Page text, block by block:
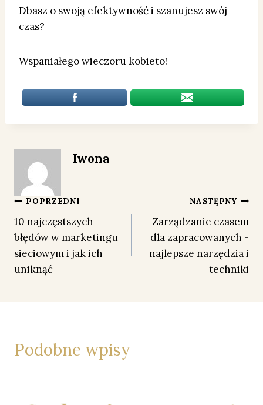
Dbasz o swoją efektywność i szanujesz swój
czas?
Wspaniałego wieczoru kobieto!
Iwona
Nawigacja
wpisu
POPRZEDNI
10 najczęstszych
błędów w marketingu
sieciowym i jak ich
uniknąć
NASTĘPNY
Zarządzanie czasem
dla zapracowanych -
najlepsze narzędzia i
techniki
Podobne wpisy